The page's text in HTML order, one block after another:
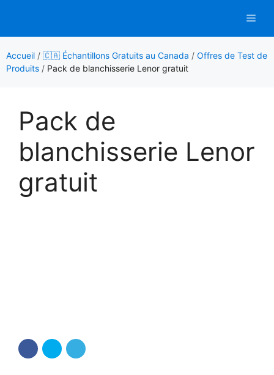
contenu
Accueil / 🇨🇦 Échantillons Gratuits au Canada / Offres de Test de
Produits / Pack de blanchisserie Lenor gratuit
Pack de
blanchisserie Lenor
gratuit